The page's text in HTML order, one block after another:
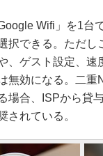
Wifi」を1台
択できる。ただ
、ゲスト設定、速
無効になる。二
場合、ISPから貸
されている。